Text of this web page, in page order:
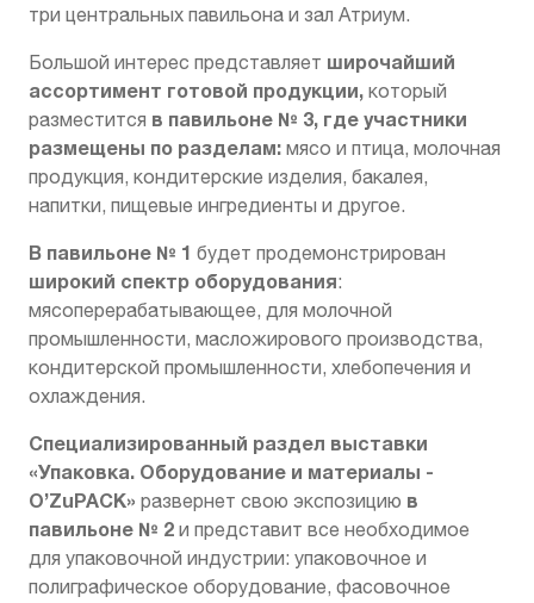
три центральных павильона и зал Атриум.
Большой интерес представляет широчайший
ассортимент готовой продукции, который
разместится в павильоне № 3, где участники
размещены по разделам: мясо и птица, молочная
продукция, кондитерские изделия, бакалея,
напитки, пищевые ингредиенты и другое.
В павильоне № 1 будет продемонстрирован
широкий спектр оборудования:
мясоперерабатывающее, для молочной
промышленности, масложирового производства,
кондитерской промышленности, хлебопечения и
охлаждения.
Специализированный раздел выставки
«Упаковка. Оборудование и материалы -
O’ZuPACK» развернет свою экспозицию в
павильоне № 2 и представит все необходимое
для упаковочной индустрии: упаковочное и
полиграфическое оборудование, фасовочное